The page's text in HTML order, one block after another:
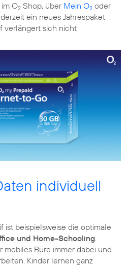
O2 Shop, über Mein O2 oder
ein neues Jahrespaket
verlängert sich nicht
individuell
ist beispielsweise die optimale
und Home-Schooling
mobiles Büro immer dabei und
Kinder lernen ganz